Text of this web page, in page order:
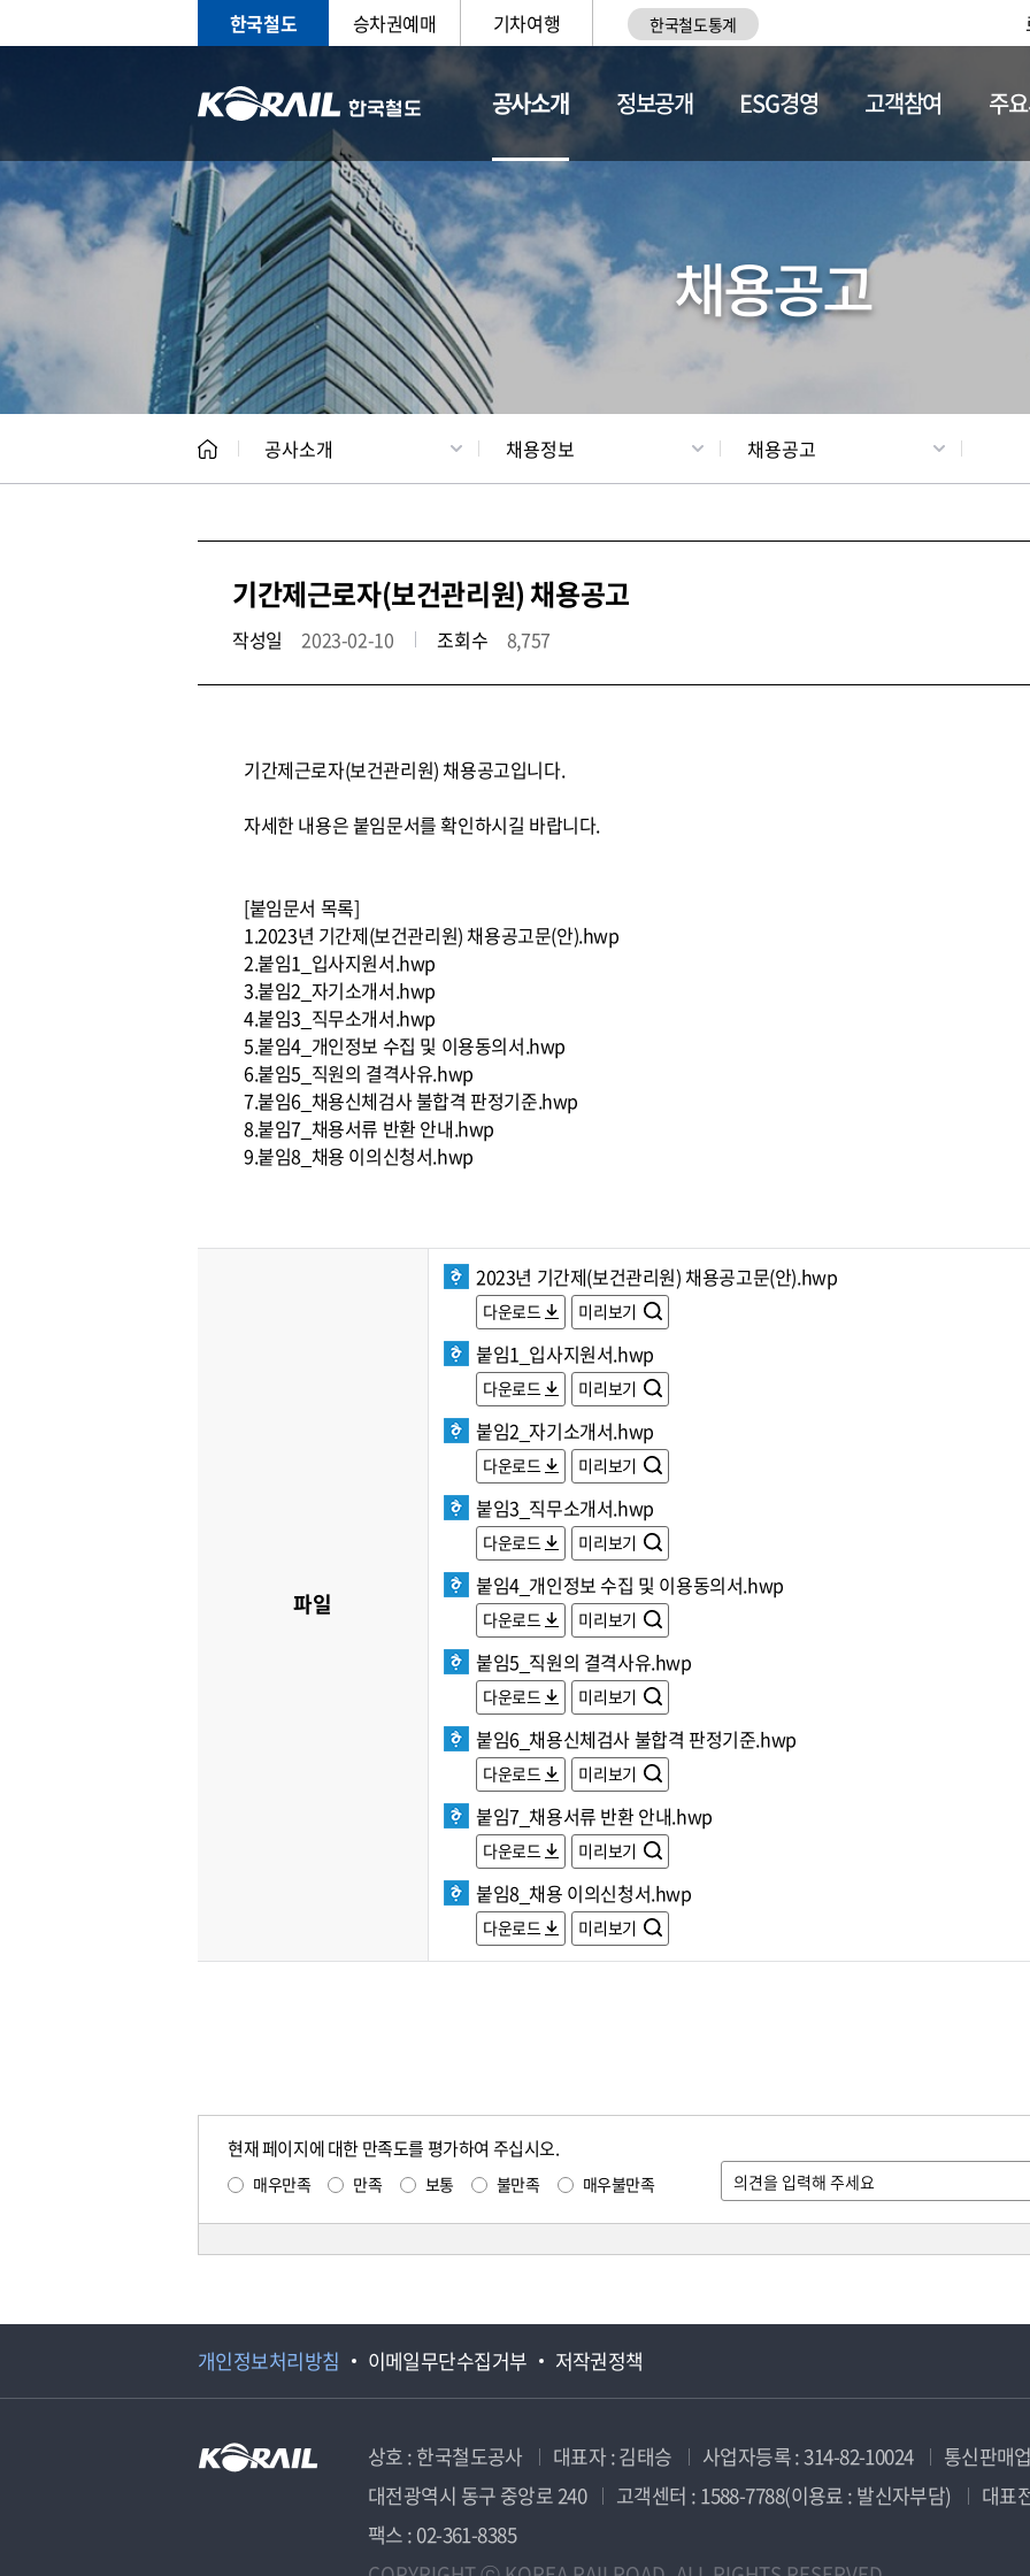
한국철도 승차권예매 기차여행 한국철도통계
공사소개
CEO 일반현황 채용정보
정보공개 ESG경영 고객참여 주
채용공고
공사소개 채용정보 채용공고
기간제근로자(보건관리원) 채용공고
작성일 2023-02-10 조회수 8,757
기간제근로자(보건관리원) 채용공고입니다.
자세한 내용은 붙임문서를 확인하시길 바랍니다.
[붙임문서 목록]
1.2023년 기간제(보건관리원) 채용공고문(안).hwp
2.붙임1_입사지원서.hwp
3.붙임2_자기소개서.hwp
4.붙임3_직무소개서.hwp
5.붙임4_개인정보 수집 및 이용동의서.hwp
6.붙임5_직원의 결격사유.hwp
7.붙임6_채용신체검사 불합격 판정기준.hwp
8.붙임7_채용서류 반환 안내.hwp
9.붙임8_채용 이의신청서.hwp
파일
2023년 기간제(보건관리원) 채용공고문(안).hwp
다운로드 미리보기
붙임1_입사지원서.hwp
다운로드 미리보기
붙임2_자기소개서.hwp
다운로드 미리보기
붙임3_직무소개서.hwp
다운로드 미리보기
붙임4_개인정보 수집 및 이용동의서.hwp
다운로드 미리보기
붙임5_직원의 결격사유.hwp
다운로드 미리보기
붙임6_채용신체검사 불합격 판정기준.hwp
다운로드 미리보기
붙임7_채용서류 반환 안내.hwp
다운로드 미리보기
붙임8_채용 이의신청서.hwp
다운로드 미리보기
현재 페이지에 대한 만족도를 평가하여 주십시오.
매우만족 만족 보통 불만족 매우불만족
개인정보처리방침 이메일무단수집거부 저작권정책
상호 : 한국철도공사 대표자 : 김태승 사업자등록 : 314-82-10024
통신판매
대전광역시 동구 중앙로 240
고객센터 : 1588-7788(이용료 : 발신자부담)
대표
팩스 : 02-361-8385